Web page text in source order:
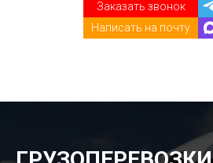
Заказать звонок
Написать на почту